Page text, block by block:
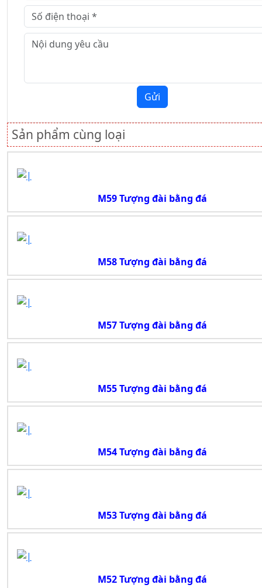
Gửi
Sản phẩm cùng loại
M59 Tượng đài bằng đá
M58 Tượng đài bằng đá
M57 Tượng đài bằng đá
M55 Tượng đài bằng đá
M54 Tượng đài bằng đá
M53 Tượng đài bằng đá
M52 Tượng đài bằng đá